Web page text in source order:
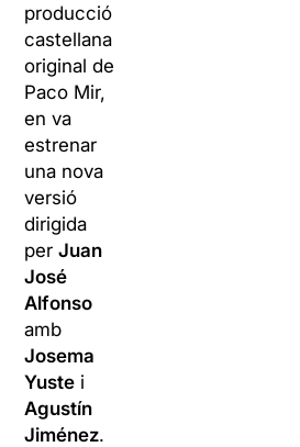
producció
castellana
original de
Paco Mir,
en va
estrenar
una nova
versió
dirigida
perJuan
José
Alfonso
amb
Josema
Yuste i
Agustín
Jiménez.